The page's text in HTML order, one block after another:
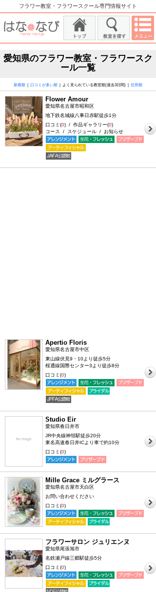
フラワー教室・フラワースクール専門情報サイト
愛知県のフラワー教室・フラワースク
ール一覧
新着順 口コミが多い順 | よく見られている教室順(過去3日間) | 住所順
Flower Amour
愛知県名古屋市昭和区
地下鉄名城線八事日赤駅徒歩1分
口コミ(0) / 作品ギャラリー(0)
コース / スケジュール / お知らせ
Apertio Floris
愛知県名古屋市中区
東山線伏見9・10より徒歩5分
桜通線国際センター3より徒歩8分
口コミ(0)
Studio Eir
愛知県春日井市
JR中央線神領駅徒歩20分
東名高速春日井ICより車で約10分
口コミ(0)
Mille Grace ミルグラース
愛知県名古屋市天白区
お問い合わせください
口コミ(0)
フラワーサロン ジュリエンヌ
愛知県尾張旭市
名鉄瀬戸線三郷駅徒歩5分
口コミ(0)